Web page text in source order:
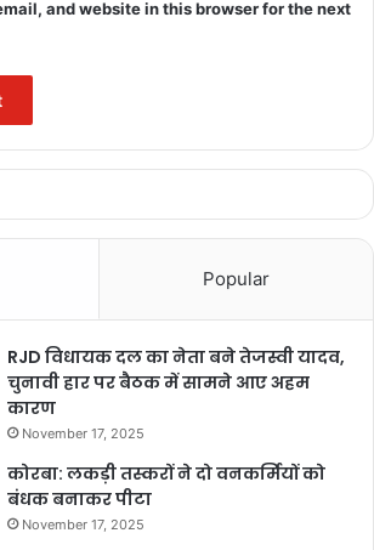
and website in this browser for the next
Popular
RJD विधायक दल का नेता बने तेजस्वी यादव,
चुनावी हार पर बैठक में सामने आए अहम
कारण
November 17, 2025
कोरबा: लकड़ी तस्करों ने दो वनकर्मियों को
बंधक बनाकर पीटा
November 17, 2025